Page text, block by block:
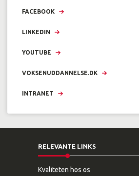
FACEBOOK
LINKEDIN
YOUTUBE
VOKSENUDDANNELSE.DK
INTRANET
RELEVANTE LINKS
Kvaliteten hos os